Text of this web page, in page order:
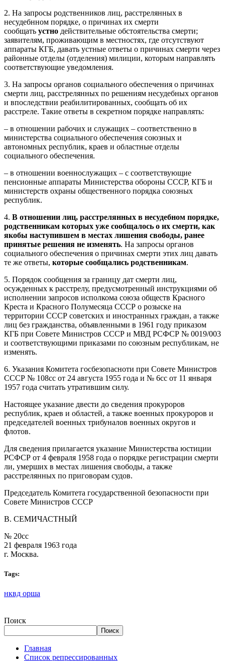
2. На запросы родственников лиц, расстрелянных в
несудебнном порядке, о причинах их смерти
сообщать устно действительные обстоятельства смерти;
заявителям, проживающим в местностях, где отсутствуют
аппараты КГБ, давать устные ответы о причинах смерти через
районные отделы (отделения) милиции, которым направлять
соответствующие уведомления.
3. На запросы органов социального обеспечения о причинах
смерти лиц, расстрелянных по решениям несудебных органов
и впоследствии реабилитированных, сообщать об их
расстреле. Такие ответы в секретном порядке направлять:
– в отношении рабочих и служащих – соответственно в
министерства социального обеспечения союзных и
автономных республик, краев и областные отделы
социального обеспечения.
– в отношении военнослужащих – с соответствующие
пенсионные аппараты Министерства обороны СССР, КГБ и
министерств охраны общественного порядка союзных
республик.
4. В отношении лиц, расстрелянных в несудебном порядке,
родственникам которых уже сообщалось о их смерти, как
якобы наступившем в местах лишения свободы, ранее
принятые решения не изменять. На запросы органов
социального обеспечения о причинах смерти этих лиц давать
те же ответы, которые сообщались родственникам.
5. Порядок сообщения за границу дат смерти лиц,
осужденных к расстрелу, предусмотренный инструкциями об
исполнении запросов исполкома союза обществ Красного
Креста и Красного Полумесяца СССР о розыске на
территории СССР советских и иностранных граждан, а также
лиц без гражданства, объявленными в 1961 году приказом
КГБ при Совете Министров СССР и МВД РСФСР № 0019/003
и соответствующими приказами по союзным республикам, не
изменять.
6. Указания Комитета госбезопасноти при Совете Министров
СССР № 108сс от 24 августа 1955 года и № 6сс от 11 января
1957 года считать утратившим силу.
Настоящее указание двести до сведения прокуроров
республик, краев и областей, а также военных прокуроров и
председателей военных трибуналов военных округов и
флотов.
Для сведения прилагается указание Министерства юстиции
РСФСР от 4 февраля 1958 года о порядке регистрации смерти
ли, умерших в местах лишения свободы, а также
расстрелянных по приговорам судов.
Председатель Комитета государственной безопасности при
Совете Министров СССР
В. СЕМИЧАСТНЫЙ
№ 20сс
21 февраля 1963 года
г. Москва.
Tags:
нквд орша
Поиск
Поиск
Главная
Список репрессированных